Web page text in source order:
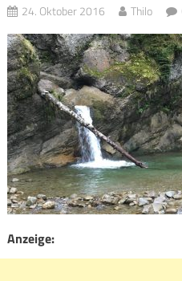
24. Oktober 2016 Thilo
Anzeige: